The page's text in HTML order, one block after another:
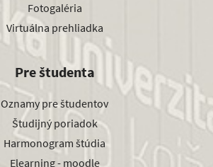
Fotogaléria
Virtuálna prehliadka
Pre študenta
Oznamy pre študentov
Študijný poriadok
Harmonogram štúdia
Elearning - moodle